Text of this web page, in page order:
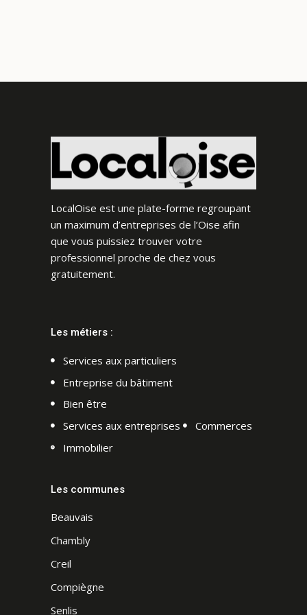
LocalOise est une plate-forme regroupant
un maximum d’entreprises de l’Oise afin
que vous puissiez trouver votre
professionnel proche de chez vous
gratuitement.
Les métiers :
Services aux particuliers
Entreprise du bâtiment
Bien être
Services aux entreprises
Commerces
Immobilier
Les communes
Beauvais
Chambly
Creil
Compiègne
Senlis